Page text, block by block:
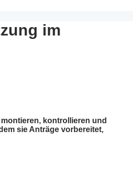
im
kontrollieren und
sie Anträge vorbereitet,